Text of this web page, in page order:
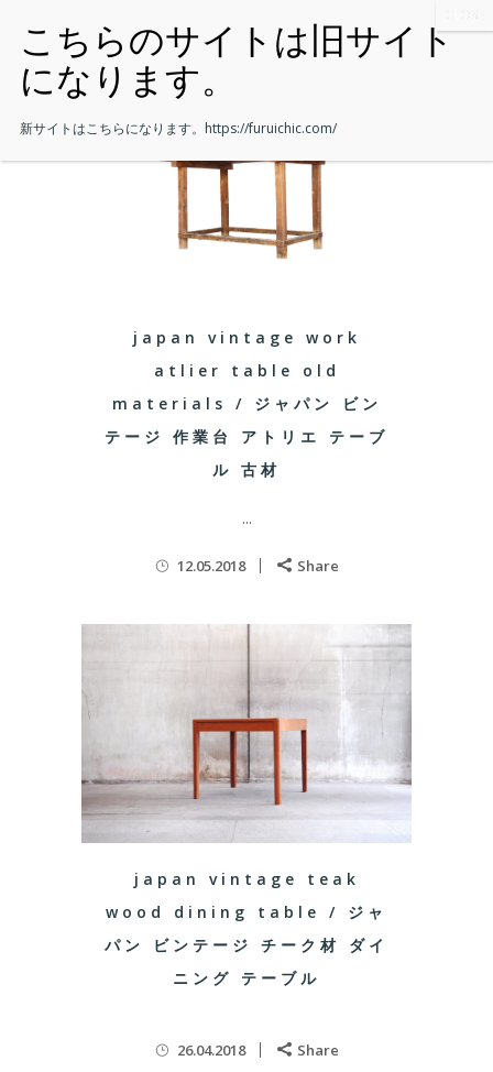
japan vintage work
atlier table old
materials / ジャパン ビン
テージ 作業台 アトリエ テーブ
ル 古材
...
12.05.2018 Share
japan vintage teak
wood dining table / ジャ
パン ビンテージ チーク材 ダイ
ニング テーブル
26.04.2018 Share
新サイトはこちらになります。 https://furuichic.com/